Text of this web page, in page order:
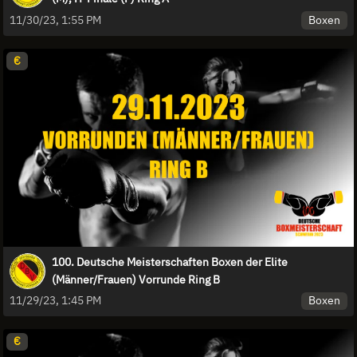
11/30/23, 1:55 PM
Boxen
€
100. Deutsche Meisterschaften Boxen der Elite
(Männer/Frauen) Vorrunde Ring B
11/29/23, 1:45 PM
Boxen
€